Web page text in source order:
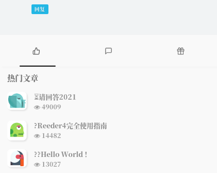
回复
热
门
文
章
热门文章
⏳请回答2021
浏
次
数:
49009
?Reeder4完全使用指南
浏
次
数:
14482
?‍?Hello World ！
浏
13027